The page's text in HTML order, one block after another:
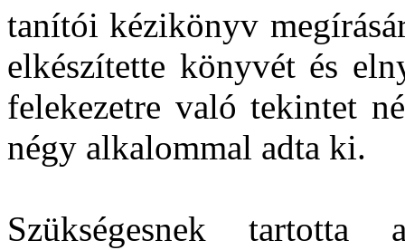
tanítói kézikönyv
elkészítette könyvét és
felekezetre való tekintet
négy alkalommal adta ki.
Szükségesnek tartotta